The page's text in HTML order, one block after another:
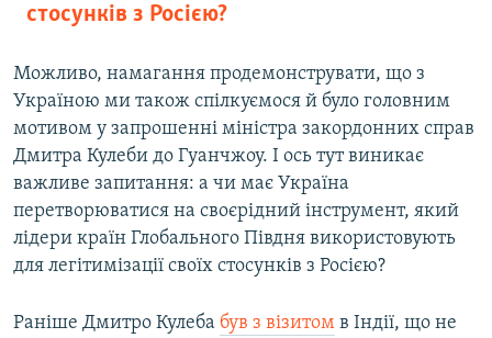
стосунків з Росією?
Можливо, намагання продемонструвати, що з
Україною ми також спілкуємося й було головним
мотивом у запрошенні міністра закордонних справ
Дмитра Кулеби до Гуанчжоу. І ось тут виникає
важливе запитання: а чи має Україна
перетворюватися на своєрідний інструмент, який
лідери країн Глобального Півдня використовують
для легітимізації своїх стосунків з Росією?
Раніше Дмитро Кулеба був з візитом в Індії, що не